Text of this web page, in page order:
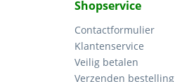
Shopservice
Contactformulier
Klantenservice
Veilig betalen
Verzenden bestelling